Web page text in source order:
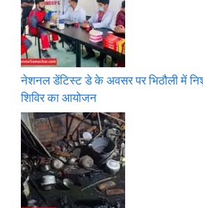
नेशनल डेंटिस्ट डे के अवसर पर भिठौली में
शिविर का आयोजन